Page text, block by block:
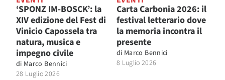
‘SPONZ IM-BOSCK’: la
XIV edizione del Fest di
Vinicio Capossela tra
natura, musica e
impegno civile
di Marco Bennici
28 Luglio 2026
Carta Carbonia 2026: il
festival letterario dove
la memoria incontra il
presente
di Marco Bennici
8 Luglio 2026